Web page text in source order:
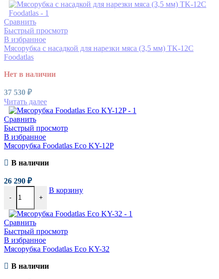
Сравнить
Быстрый просмотр
В избранное
Мясорубка c насадкой для нарезки мяса (3,5 мм) TK-12C
Foodatlas
Нет в наличии
37 530 ₽
Читать далее
Сравнить
Быстрый просмотр
В избранное
Мясорубка Foodatlas Eco KY-12P
В наличии
26 290 ₽
- +
В корзину
Сравнить
Быстрый просмотр
В избранное
Мясорубка Foodatlas Eco KY-32
В наличии